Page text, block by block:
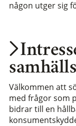
Välkommen att
med frågor som
bidrar till en
någon utger sig